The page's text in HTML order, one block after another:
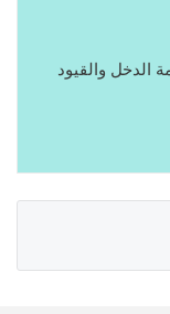
الدخل والقيود